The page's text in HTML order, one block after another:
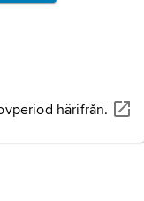
härifrån.